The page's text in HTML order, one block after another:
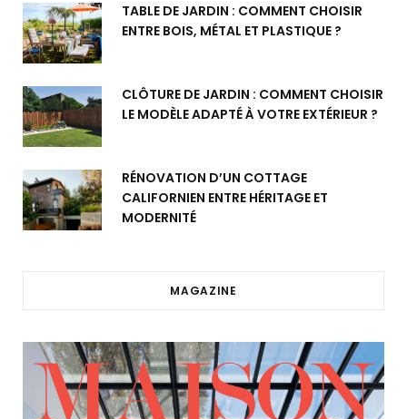
TABLE DE JARDIN : COMMENT CHOISIR
ENTRE BOIS, MÉTAL ET PLASTIQUE ?
CLÔTURE DE JARDIN : COMMENT CHOISIR
LE MODÈLE ADAPTÉ À VOTRE EXTÉRIEUR ?
RÉNOVATION D’UN COTTAGE
CALIFORNIEN ENTRE HÉRITAGE ET
MODERNITÉ
MAGAZINE